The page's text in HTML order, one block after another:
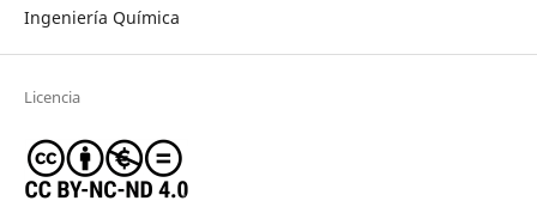
Ingeniería Química
Licencia